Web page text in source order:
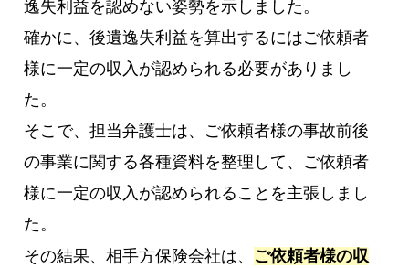
逸失利益を認めない姿勢を示しました。
確かに、後遺逸失利益を算出するにはご依頼者
様に一定の収入が認められる必要がありまし
た。
そこで、担当弁護士は、ご依頼者様の事故前後
の事業に関する各種資料を整理して、ご依頼者
様に一定の収入が認められることを主張しまし
た。
その結果、相手方保険会社は、 ご依頼者様の収